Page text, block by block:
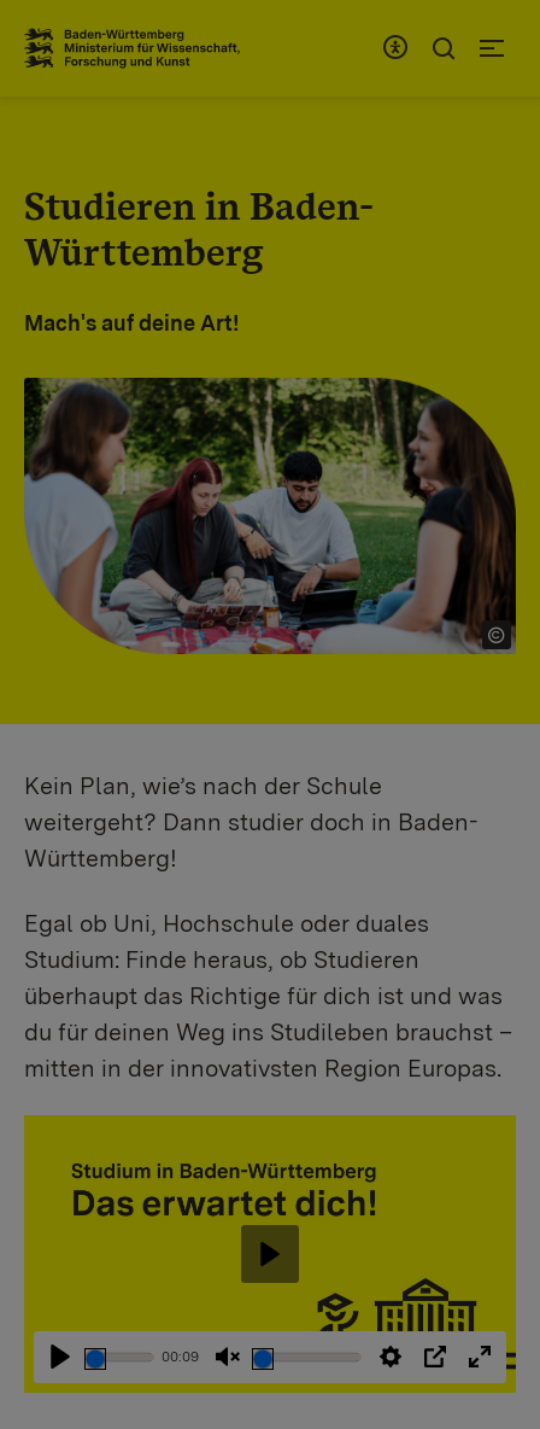
Studieren in Baden-
Württemberg
Mach's auf deine Art!
Kein Plan, wie’s nach der Schule
weitergeht? Dann studier doch in Baden-
Württemberg!
Egal ob Uni, Hochschule oder duales
Studium: Finde heraus, ob Studieren
überhaupt das Richtige für dich ist und was
du für deinen Weg ins Studileben brauchst –
mitten in der innovativsten Region Europas.
Abspielen
00:09
StummschaltungEinstellungen
PIP
Abspielen